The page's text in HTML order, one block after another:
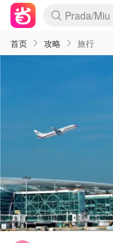
麦卢卡蜂
Prada/Miu
啥？必胜
首页 攻略 旅行